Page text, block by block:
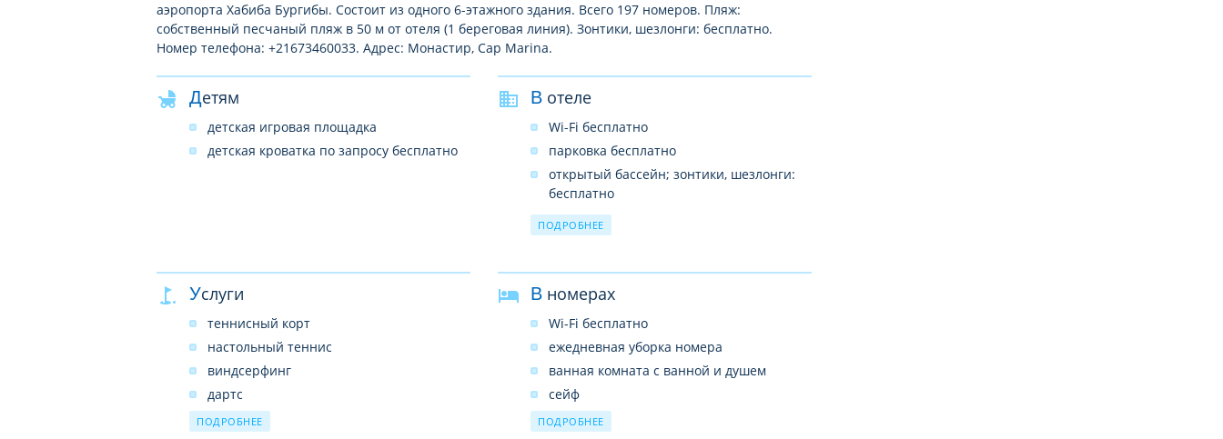
аэропорта Хабиба Бургибы. Состоит из одного 6-этажного здания. Всего 197 номеров. Пляж:
собственный песчаный пляж в 50 м от отеля (1 береговая линия). Зонтики, шезлонги: бесплатно.
Номер телефона: +21673460033. Адрес: Монастир, Cap Marina.
Детям
детская игровая площадка
детская кроватка по запросу бесплатно
В отеле
Wi-Fi бесплатно
парковка бесплатно
открытый бассейн; зонтики, шезлонги:
бесплатно
сад
терраса
крытый бассейн
прокат автомобилей
банкомат
конференц-зал
ПОДРОБНЕЕ
Услуги
теннисный корт
настольный теннис
виндсерфинг
дартс
сауна
ПОДРОБНЕЕ
В номерах
Wi-Fi бесплатно
ежедневная уборка номера
ванная комната с ванной и душем
сейф
балкон
ПОДРОБНЕЕ